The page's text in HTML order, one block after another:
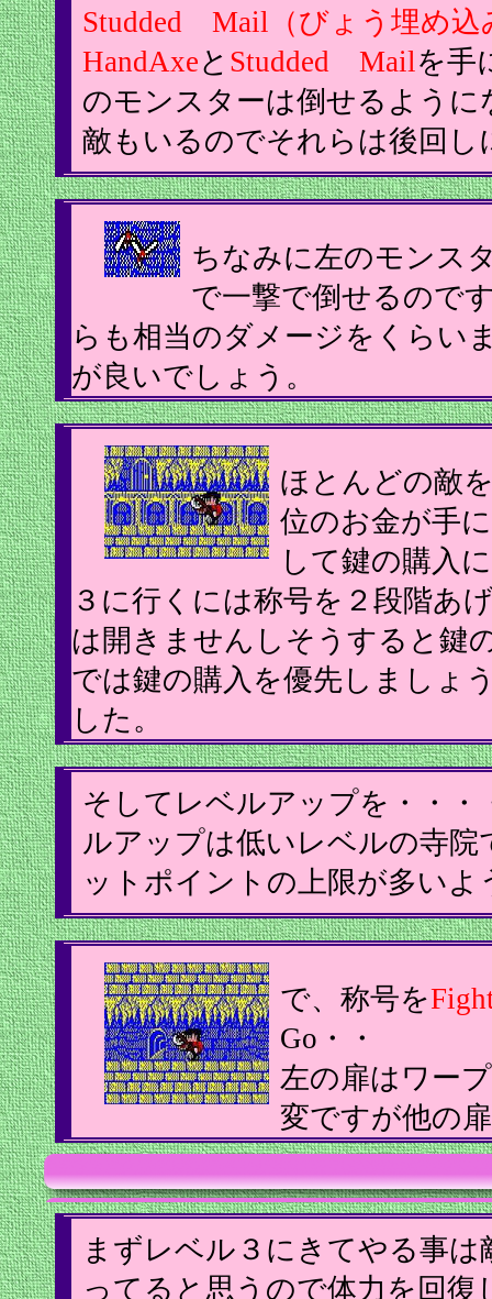
Studded Mail（びょう埋め込
HandAxeと Studded Mailを手
のモンスターは倒せるよう
敵もいるのでそれらは後回し
ちなみに左のモンス
で一撃で倒せるので
らも相当のダメージをくらい
が良いでしょう。
ほとんどの敵
位のお金が手
して鍵の購入
３に行くには称号を２段階あ
は開きませんしそうすると鍵
では鍵の購入を優先しましょ
した。
そしてレベルアップを・・
ルアップは低いレベルの寺
ットポイントの上限が多いよ
で、称号を
Go・・
左の扉はワー
変ですが他の
まずレベル３にきてやる事
ってると思うので体力を回